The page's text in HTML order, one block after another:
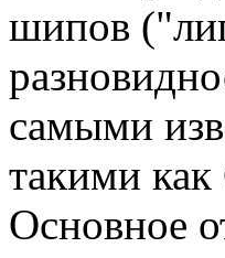
шипов
самыми
такими
Основное